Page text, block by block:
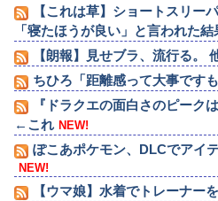
【これは草】ショートスリー
「寝たほうが良い」と言われた
【朗報】見せブラ、流行る。
ちひろ「距離感って大事ですも
『ドラクエの面白さのピーク
←これ NEW!
ぽこあポケモン、DLCでアイ
NEW!
【ウマ娘】水着でトレーナー